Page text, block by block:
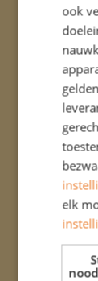
ook
elk